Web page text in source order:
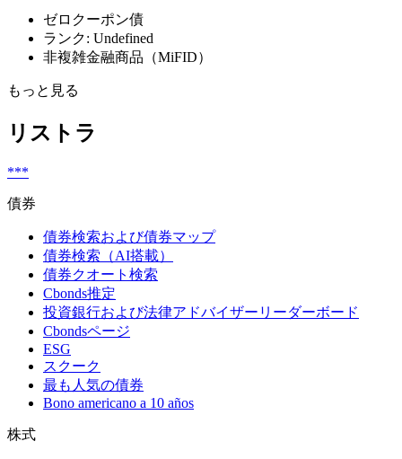
ゼロクーポン債
ランク: Undefined
非複雑金融商品（MiFID）
もっと見る
リストラ
***
債券
債券検索および債券マップ
債券検索（AI搭載）
債券クオート検索
Cbonds推定
投資銀行および法律アドバイザーリーダーボード
Cbondsページ
ESG
スクーク
最も人気の債券
Bono americano a 10 años
株式